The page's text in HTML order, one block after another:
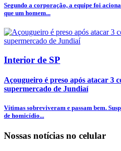
Segundo a corporação, a equipe foi
que um homem...
Interior de SP
Açougueiro é preso após atacar 3
supermercado de Jundiaí
Vítimas sobreviveram e passam bem.
de homicídio...
Nossas notícias no celular